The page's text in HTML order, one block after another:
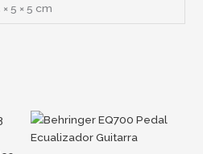
× 5 × 5 cm